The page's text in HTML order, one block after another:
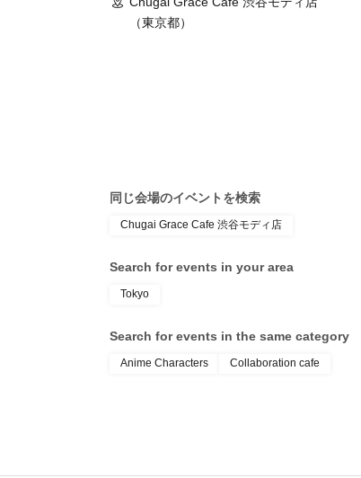
（東京都）
同じ会場のイベントを検索
Chugai Grace Cafe 渋谷モディ店
Search for events in your area
Tokyo
Search for events in the same category
Anime Characters Collaboration cafe